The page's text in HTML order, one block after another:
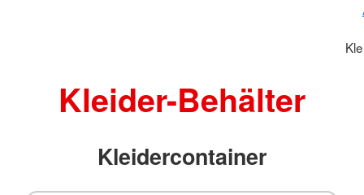
Kleider-Behälter
Kleidercontainer